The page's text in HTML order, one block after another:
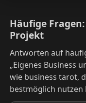
Häufige
Projekt
Antworten auf
„Eigenes Business
wie business tarot,
bestmöglich nutzen